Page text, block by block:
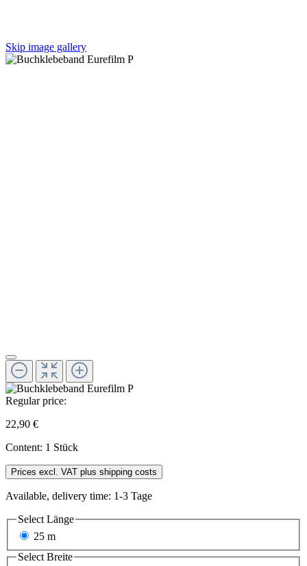
Skip image gallery
Regular price:
22,90 €
Content: 1 Stück
Prices excl. VAT plus shipping costs
Available, delivery time: 1-3 Tage
Select Länge
25 m
SelectBreite